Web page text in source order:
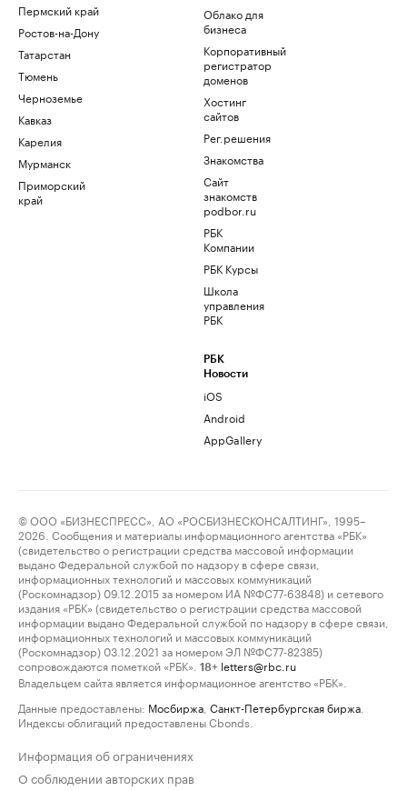
Пермский край
Ростов-на-Дону
Татарстан
Тюмень
Черноземье
Кавказ
Карелия
Мурманск
Приморский
край
Облако для
бизнеса
Корпоративный
регистратор
доменов
Хостинг
сайтов
Рег.решения
Знакомства
Сайт
знакомств
podbor.ru
РБК
Компании
РБК Курсы
Школа
управления
РБК
РБК
Новости
iOS
Android
AppGallery
© ООО «БИЗНЕСПРЕСС», АО «РОСБИЗНЕСКОНСАЛТИНГ», 1995–
2026. Сообщения и материалы информационного агентства «РБК»
(свидетельство о регистрации средства массовой информации
выдано Федеральной службой по надзору в сфере связи,
информационных технологий и массовых коммуникаций
(Роскомнадзор) 09.12.2015 за номером ИА №ФС77-63848) и сетевого
издания «РБК» (свидетельство о регистрации средства массовой
информации выдано Федеральной службой по надзору в сфере связи,
информационных технологий и массовых коммуникаций
(Роскомнадзор) 03.12.2021 за номером ЭЛ №ФС77-82385)
сопровождаются пометкой «РБК».
18+ letters@rbc.ru
Владельцем сайта является информационное агентство «РБК».
Данные предоставлены: Мосбиржа Санкт-Петербургская биржа
Индексы облигаций предоставлены Cbonds.
Информация об ограничениях
О соблюдении авторских прав